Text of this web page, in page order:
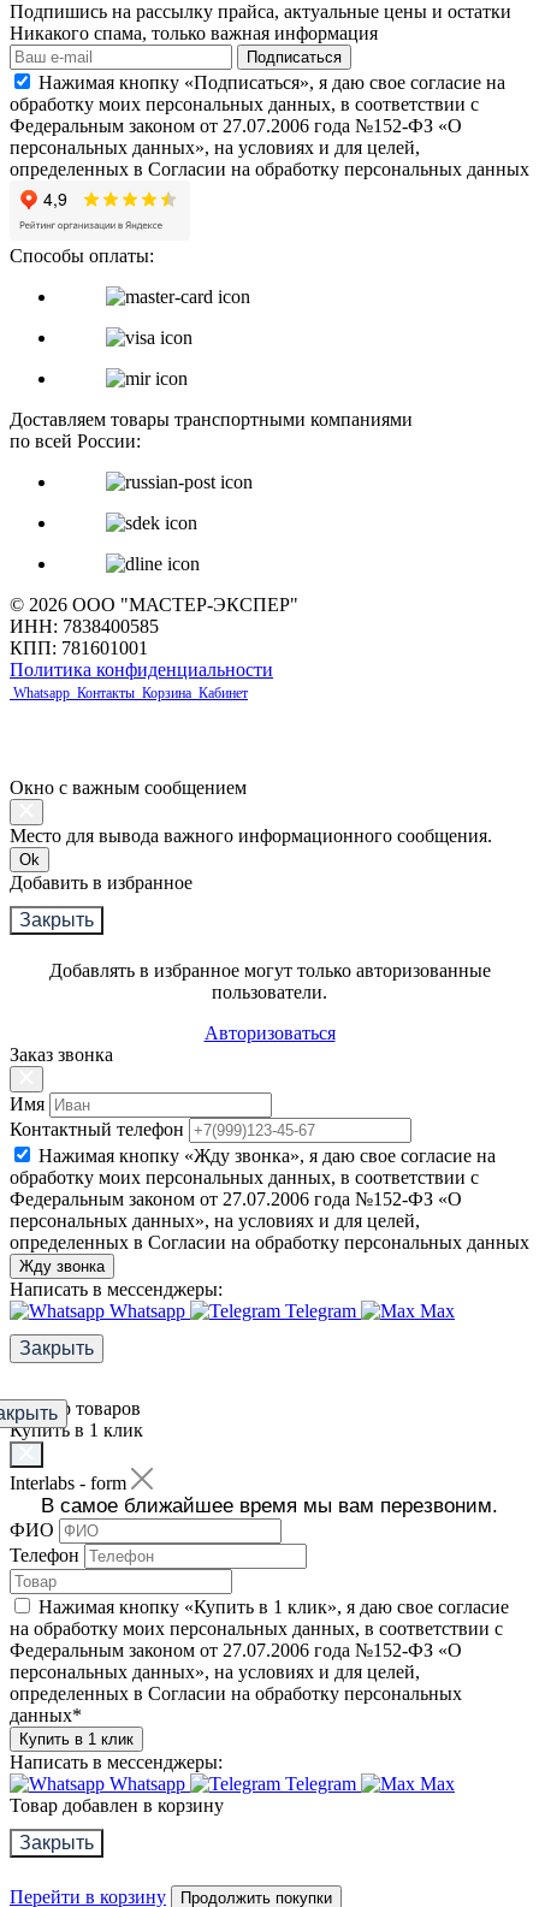
Подпишись на рассылку прайса, актуальные цены и остатки
Никакого спама, только важная информация
Подписаться
Нажимая кнопку «Подписаться», я даю свое согласие на
обработку моих персональных данных, в соответствии с
Федеральным законом от 27.07.2006 года №152-ФЗ «О
персональных данных», на условиях и для целей,
определенных в Согласии на обработку персональных данных
Способы оплаты:
Доставляем товары транспортными компаниями
по всей России:
© 2026 ООО "МАСТЕР-ЭКСПЕР"
ИНН: 7838400585
КПП: 781601001
Политика конфиденциальности
Whatsapp Контакты Корзина Кабинет
Окно с важным сообщением
Место для вывода важного информационного сообщения.
Ok
Добавить в избранное
Закрыть
Добавлять в избранное могут только авторизованные
пользователи.
Авторизоваться
Заказ звонка
Имя
Контактный телефон
Нажимая кнопку «Жду звонка», я даю свое согласие на
обработку моих персональных данных, в соответствии с
Федеральным законом от 27.07.2006 года №152-ФЗ «О
персональных данных», на условиях и для целей,
определенных в Согласии на обработку персональных данных
Жду звонка
Написать в мессенджеры:
Whatsapp
Telegram
Max
Закрыть
Фильтр товаров
Купить в 1 клик
Interlabs - form
В самое ближайшее время мы вам перезвоним.
ФИО
Телефон
Нажимая кнопку «Купить в 1 клик», я даю свое согласие
на обработку моих персональных данных, в соответствии с
Федеральным законом от 27.07.2006 года №152-ФЗ «О
персональных данных», на условиях и для целей,
определенных в Согласии на обработку персональных
данных*
Купить в 1 клик
Написать в мессенджеры:
Whatsapp
Telegram
Max
Товар добавлен в корзину
Закрыть
Перейти в корзину Продолжить покупки